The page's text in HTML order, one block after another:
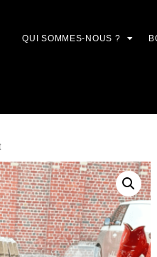
QUI SOMMES-NOUS ?